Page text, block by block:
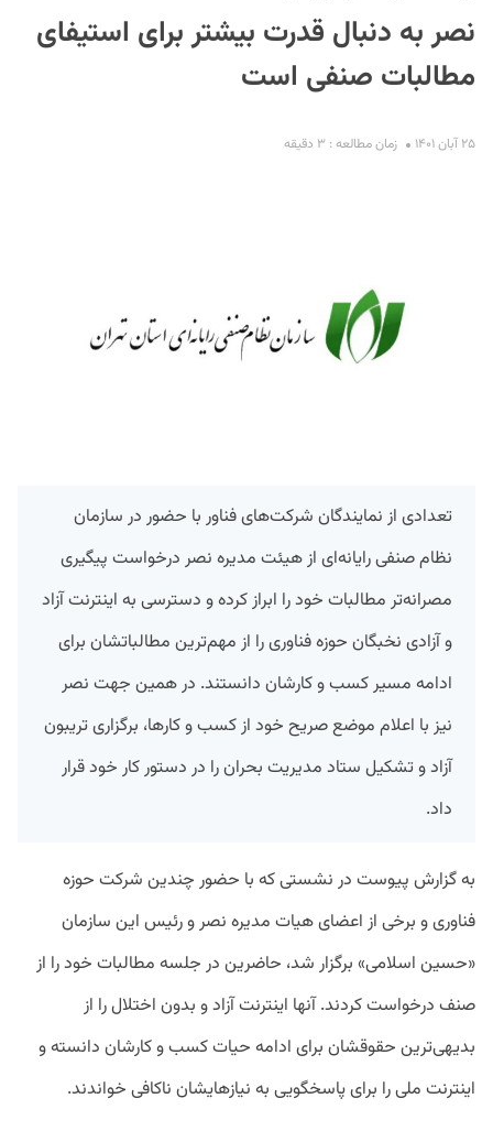
نصر به دنبال قدرت بیشتر برای استیفای
مطالبات صنفی است
۲۵ آبان ۱۴۰۱ زمان مطالعه : ۳ دقیقه
تعدادی از نمایندگان شرکت‌های فناور با حضور در سازمان
نظام صنفی رایانه‌ای از هیئت مدیره نصر درخواست پیگیری
مصرانه‌تر مطالبات خود را ابراز کرده و دسترسی به اینترنت آزاد
و آزادی نخبگان حوزه فناوری را از مهم‌ترین مطالباتشان برای
ادامه مسیر کسب و کارشان دانستند. در همین جهت نصر
نیز با اعلام موضع صریح خود از کسب و کارها، برگزاری تریبون
آزاد و تشکیل ستاد مدیریت بحران را در دستور کار خود قرار
داد.
به گزارش پیوست در نشستی که با حضور چندین شرکت حوزه
فناوری و برخی از اعضای هیات مدیره نصر و رئیس این سازمان
«حسین اسلامی» برگزار شد، حاضرین در جلسه مطالبات خود را از
صنف درخواست کردند. آنها اینترنت آزاد و بدون اختلال را از
بدیهی‌ترین حقوقشان برای ادامه حیات کسب و کارشان دانسته و
اینترنت ملی را برای پاسخگویی به نیازهایشان ناکافی خواندند.